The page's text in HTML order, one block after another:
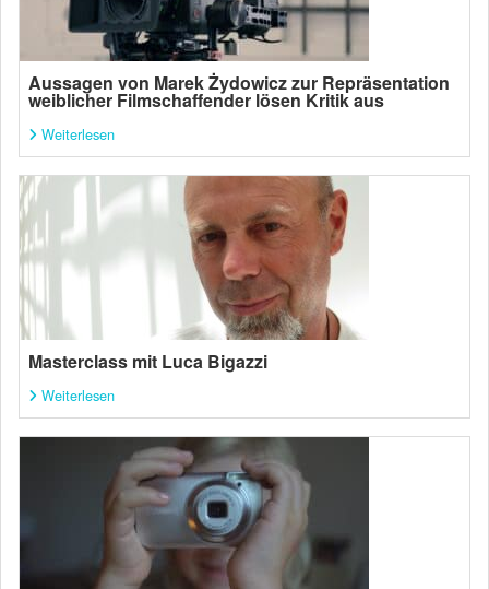
Aussagen von Marek Żydowicz zur Repräsentation
weiblicher Filmschaffender lösen Kritik aus
Weiterlesen
Masterclass mit Luca Bigazzi
Weiterlesen